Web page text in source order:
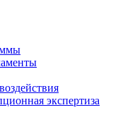
экспертиза